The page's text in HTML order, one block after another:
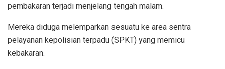
pembakaran terjadi menjelang tengah malam.
Mereka diduga melemparkan sesuatu ke area sentra
pelayanan kepolisian terpadu (SPKT) yang memicu
kebakaran.